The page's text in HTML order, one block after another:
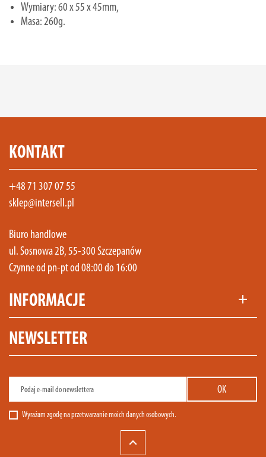
Wymiary: 60 x 55 x 45mm,
Masa: 260g.
KONTAKT
+48 71 307 07 55
sklep@intersell.pl
Biuro handlowe
ul. Sosnowa 2B, 55-300 Szczepanów
Czynne od pn-pt od 08:00 do 16:00
INFORMACJE add
NEWSLETTER
Wyrażam zgodę na przetwarzanie moich danych osobowych.
keyboard_arrow_up